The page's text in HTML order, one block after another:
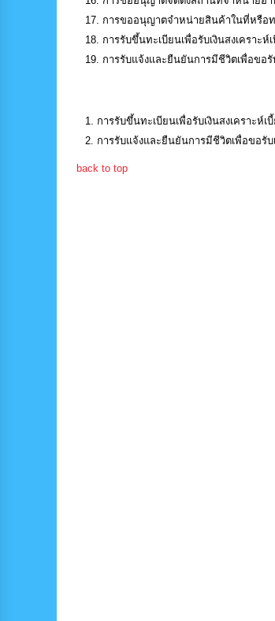
การขออนุญาตจำหน่ายสินค้าในที่หรือ
การรับขึ้นทะเบียนเพื่อรับเงินสงเคราะ
การรับแจ้งและยืนยันการมีชีวิตเพื่อขอ
การรับขึ้นทะเบียนเพื่อรับเงินสงเคราะห์
การรับแจ้งและยืนยันการมีชีวิตเพื่อขอรั
back to top